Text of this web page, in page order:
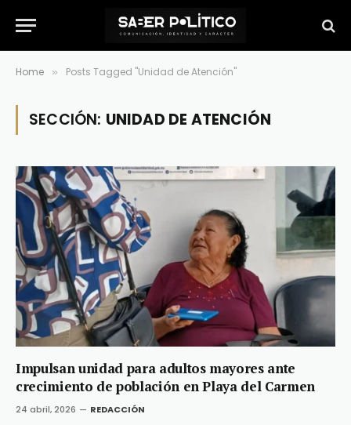
Home » Posts Tagged "Unidad de Atención"
SECCIÓN: UNIDAD DE ATENCIÓN
Impulsan unidad para adultos mayores ante
crecimiento de población en Playa del Carmen
24 abril, 2026 REDACCIÓN